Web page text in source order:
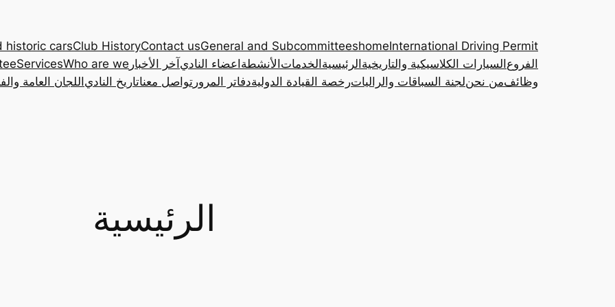
historic carsClub HistoryContact usGeneral and SubcommitteeshomeInternational Driving Permit
ServicesWho are we آخر الأخبار اعضاء النادي الأنشطة الخدمات الرئيسية السيارات الكلاسيكية والتاريخية الفروع
اللجان العامة تاريخ الناديتواصل معنا دفاتر المروررخصة القيادة الدوليةلجنة السباقات والرالياتمن نحنوظائف
الرئيسية